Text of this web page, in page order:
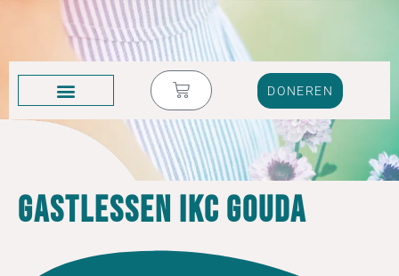
DONEREN
gastlessen IKC Gouda